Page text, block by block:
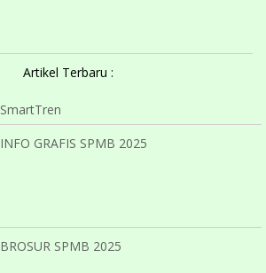
Artikel Terbaru :
SmartTren
INFO GRAFIS SPMB 2025
BROSUR SPMB 2025